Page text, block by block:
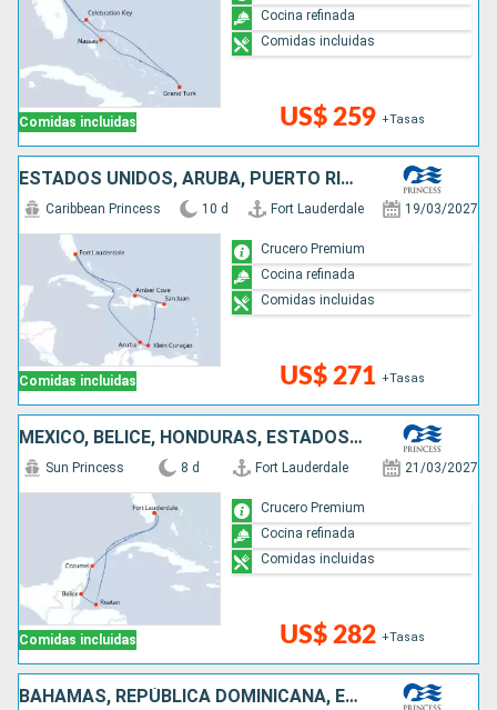
Comidas incluidas US$ 259 +Tasas
Cocina refinada
Comidas incluidas
ESTADOS UNIDOS, ARUBA, PUERTO RICO, REPÚBLICA DOMINICANA
Comidas incluidas
Caribbean Princess 10 d Fort Lauderdale 19/03/2027
US$ 271 +Tasas
Crucero Premium
Cocina refinada
Comidas incluidas
MÉXICO, BELICE, HONDURAS, ESTADOS UNIDOS
Comidas incluidas
Sun Princess 8 d Fort Lauderdale 21/03/2027
US$ 282 +Tasas
Crucero Premium
Cocina refinada
Comidas incluidas
BAHAMAS, REPÚBLICA DOMINICANA, ESTADOS UNIDOS